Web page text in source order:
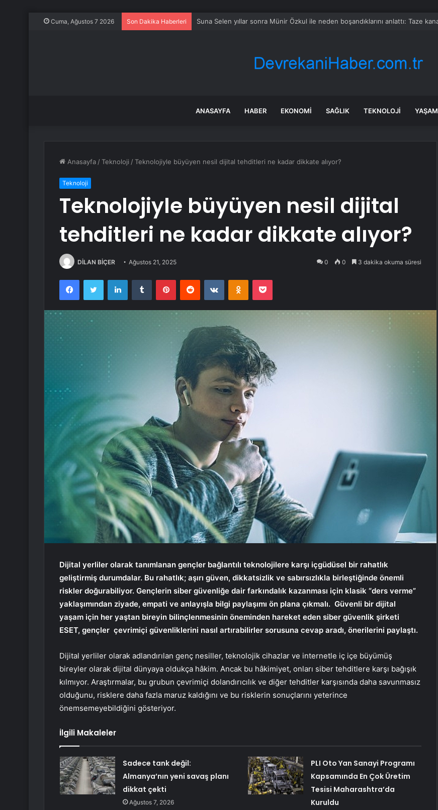
Cuma, Ağustos 7 2026 Son Dakika Haberleri Çin, Afrika ile Gümrük Vergisi Muafiyeti Sağlıyor
ANASAYFA HABER EKONOMI SAĞLIK TEKNOLOJI YAŞAM
Anasayfa /Teknoloji /Teknolojiyle büyüyen nesil dijital tehditleri ne kadar dikkate alıyor?
Teknoloji
Teknolojiyle büyüyen nesil dijital
tehditleri ne kadar dikkate alıyor?
DİLAN BİÇER Ağustos 21, 2025 0 0 3 dakika okuma süresi
FacebookTwitter LinkedInTumblr PinterestReddit VKontakteOdnoklassniki
Pocket
Dijital yerliler olarak tanımlanan gençler bağlantılı teknolojilere karşı içgüdüsel bir rahatlık
geliştirmiş durumdalar. Bu rahatlık; aşırı güven, dikkatsizlik ve sabırsızlıkla birleştiğinde önemli
riskler doğurabiliyor. Gençlerin siber güvenliğe dair farkındalık kazanması için klasik “ders verme”
yaklaşımından ziyade, empati ve anlayışla bilgi paylaşımı ön plana çıkmalı. Güvenli bir dijital
yaşam için her yaştan bireyin bilinçlenmesinin öneminden hareket eden siber güvenlik şirketi
ESET, gençler çevrimiçi güvenliklerini nasıl artırabilirler sorusuna cevap aradı, önerilerini paylaştı.
Dijital yerliler olarak adlandırılan genç nesiller, teknolojik cihazlar ve internetle iç içe büyümüş
bireyler olarak dijital dünyaya oldukça hâkim. Ancak bu hâkimiyet, onları siber tehditlere karşı bağışık
kılmıyor. Araştırmalar, bu grubun çevrimiçi dolandırıcılık ve diğer tehditler karşısında daha savunmasız
olduğunu, risklere daha fazla maruz kaldığını ve bu risklerin sonuçlarını yeterince
önemsemeyebildiğini gösteriyor.
İlgili Makaleler
Sadece tank değil:
Almanya’nın yeni savaş planı
dikkat çekti
Ağustos 7, 2026
PLI Oto Yan Sanayi Programı
Kapsamında En Çok Üretim
Tesisi Maharashtra’da
Kuruldu